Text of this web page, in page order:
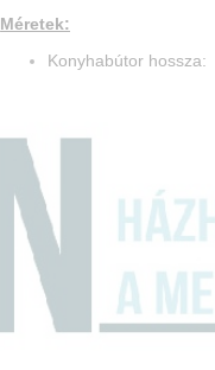
Méretek:
Konyhabútor
Felső elem
Alsó elem
Munkalap
Elemek: